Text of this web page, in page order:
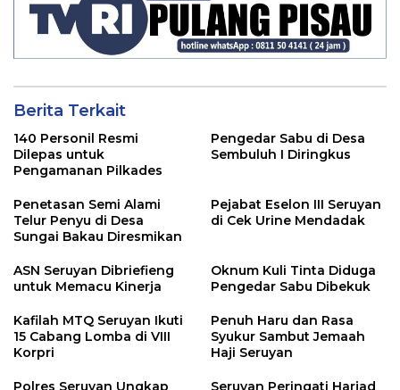
Berita Terkait
140 Personil Resmi
Dilepas untuk
Pengamanan Pilkades
Pengedar Sabu di Desa
Sembuluh I Diringkus
Penetasan Semi Alami
Telur Penyu di Desa
Sungai Bakau Diresmikan
Pejabat Eselon III Seruyan
di Cek Urine Mendadak
ASN Seruyan Dibriefieng
untuk Memacu Kinerja
Oknum Kuli Tinta Diduga
Pengedar Sabu Dibekuk
Kafilah MTQ Seruyan Ikuti
15 Cabang Lomba di VIII
Korpri
Penuh Haru dan Rasa
Syukur Sambut Jemaah
Haji Seruyan